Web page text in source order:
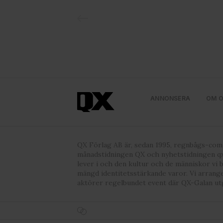
ANNONSERA OM
QX Förlag AB är, sedan 1995, regnbågs-
månadstidningen QX och nyhetstidningen
lever i och den kultur och de människor vi
mängd identitetsstärkande varor. Vi
aktörer regelbundet event där QX-Galan